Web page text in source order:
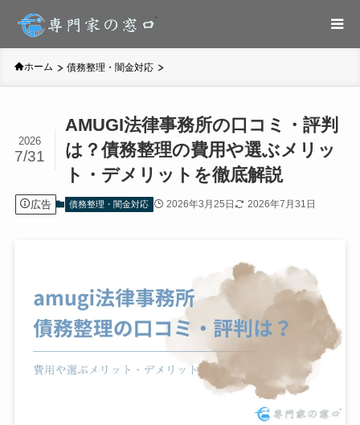
ホーム 債務整理・闇金対応
AMUGI法律事務所の口コミ・評判
は？債務整理の費用や選ぶメリッ
ト・デメリットを徹底解説
2026
7/31
広告 債務整理・闇金対応 2026年3月25日 2026年7月31日